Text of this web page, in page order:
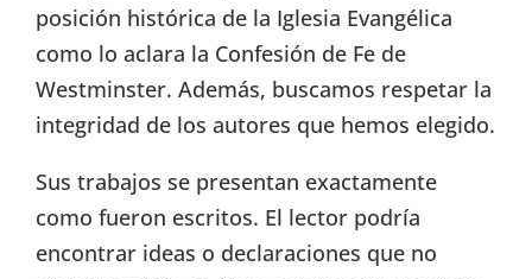
posición histórica de la Iglesia Evangélica
como lo aclara la Confesión de Fe de
Westminster. Además, buscamos respetar la
integridad de los autores que hemos elegido.
Sus trabajos se presentan exactamente
como fueron escritos. El lector podría
encontrar ideas o declaraciones que no